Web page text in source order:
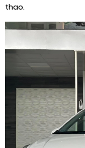
thao.